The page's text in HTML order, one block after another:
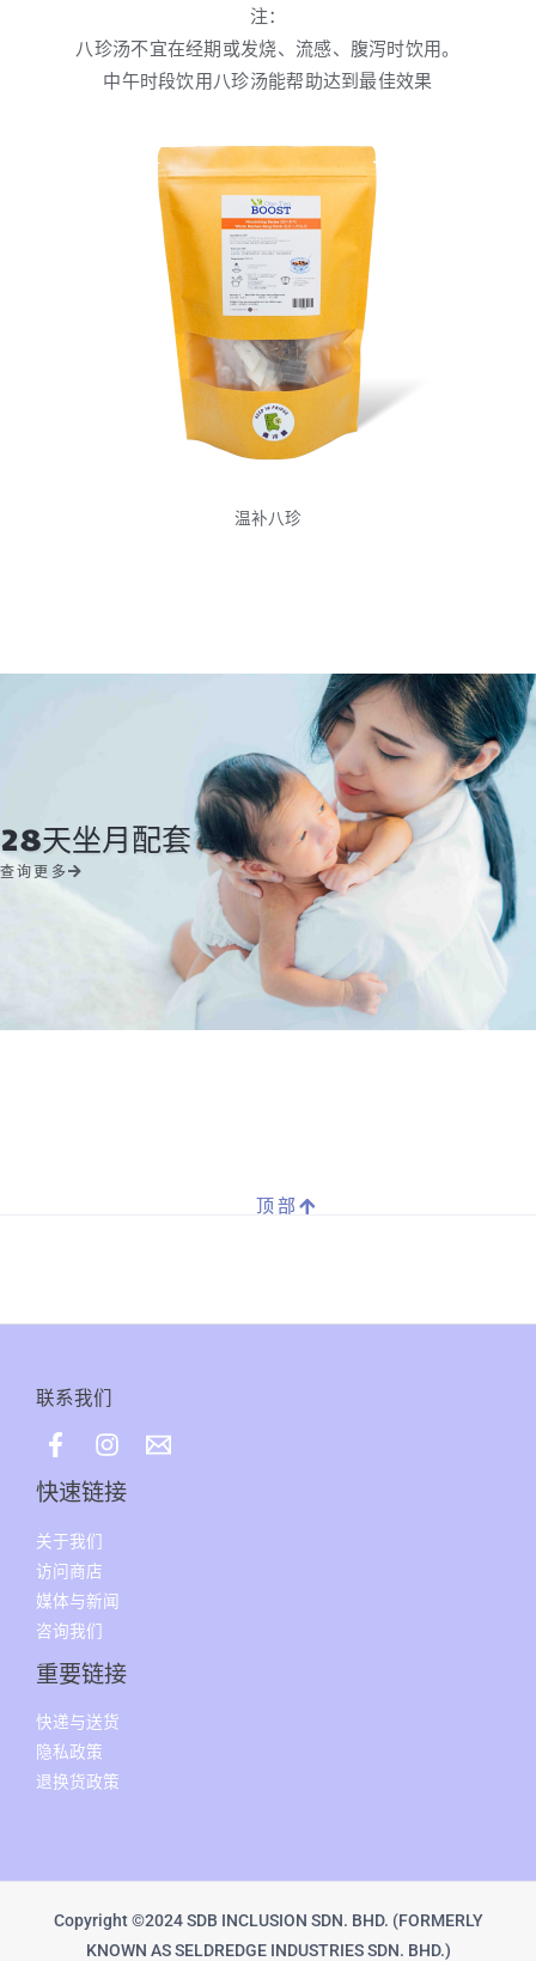
注：
八珍汤不宜在经期或发烧、流感、腹泻时饮用。
中午时段饮用八珍汤能帮助达到最佳效果
温补八珍
28天坐月配套
查询更多
顶部
联系我们
快速链接
关于我们
访问商店
媒体与新闻
咨询我们
重要链接
快递与送货
隐私政策
退换货政策
Copyright ©2024 SDB INCLUSION SDN. BHD. (FORMERLY
KNOWN AS SELDREDGE INDUSTRIES SDN. BHD.)